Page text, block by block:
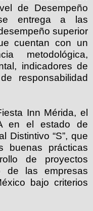
de Desempeño
entrega a las
superior
cuentan con un
metodológica,
indicadores de
responsabilidad
Inn Mérida, el
en el estado de
Distintivo “S”, que
buenas prácticas
de proyectos
de las empresas
bajo criterios